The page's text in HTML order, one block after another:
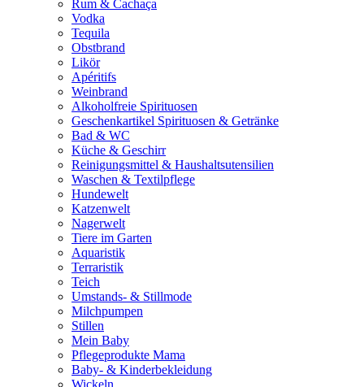
Rum & Cachaça
Vodka
Tequila
Obstbrand
Likör
Apéritifs
Weinbrand
Alkoholfreie Spirituosen
Geschenkartikel Spirituosen & Getränke
Bad & WC
Küche & Geschirr
Reinigungsmittel & Haushaltsutensilien
Waschen & Textilpflege
Hundewelt
Katzenwelt
Nagerwelt
Tiere im Garten
Aquaristik
Terraristik
Teich
Umstands- & Stillmode
Milchpumpen
Stillen
Mein Baby
Pflegeprodukte Mama
Baby- & Kinderbekleidung
Wickeln